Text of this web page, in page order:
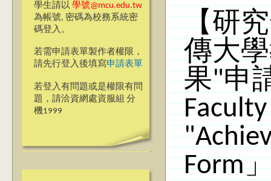
學生請以 學號@mcu.edu.tw
為帳號, 密碼為校務系統密
碼登入。
若需申請表單製作者權限，
請先行登入後填寫申請表單
若登入有問題或是權限有問
題，請洽資網處資服組 分
機1999
【研
傳大
果"申
Form